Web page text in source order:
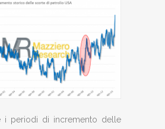
i periodi di incremento delle